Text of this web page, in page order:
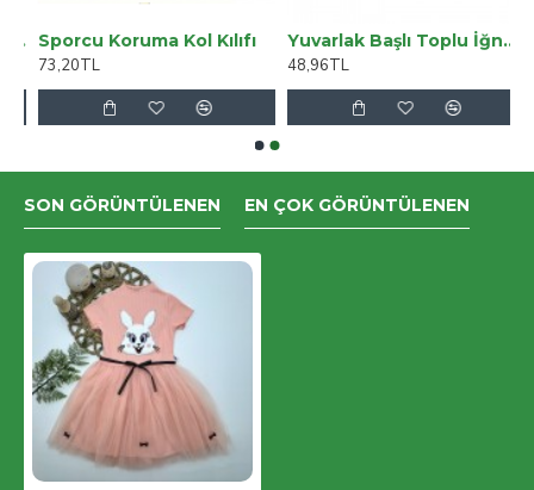
Sporcu Koruma Kol Kılıfı
73,20TL
Yuvarlak Başlı Toplu İğne 30lu
48,96TL
SON GÖRÜNTÜLENEN EN ÇOK GÖRÜNTÜLENEN